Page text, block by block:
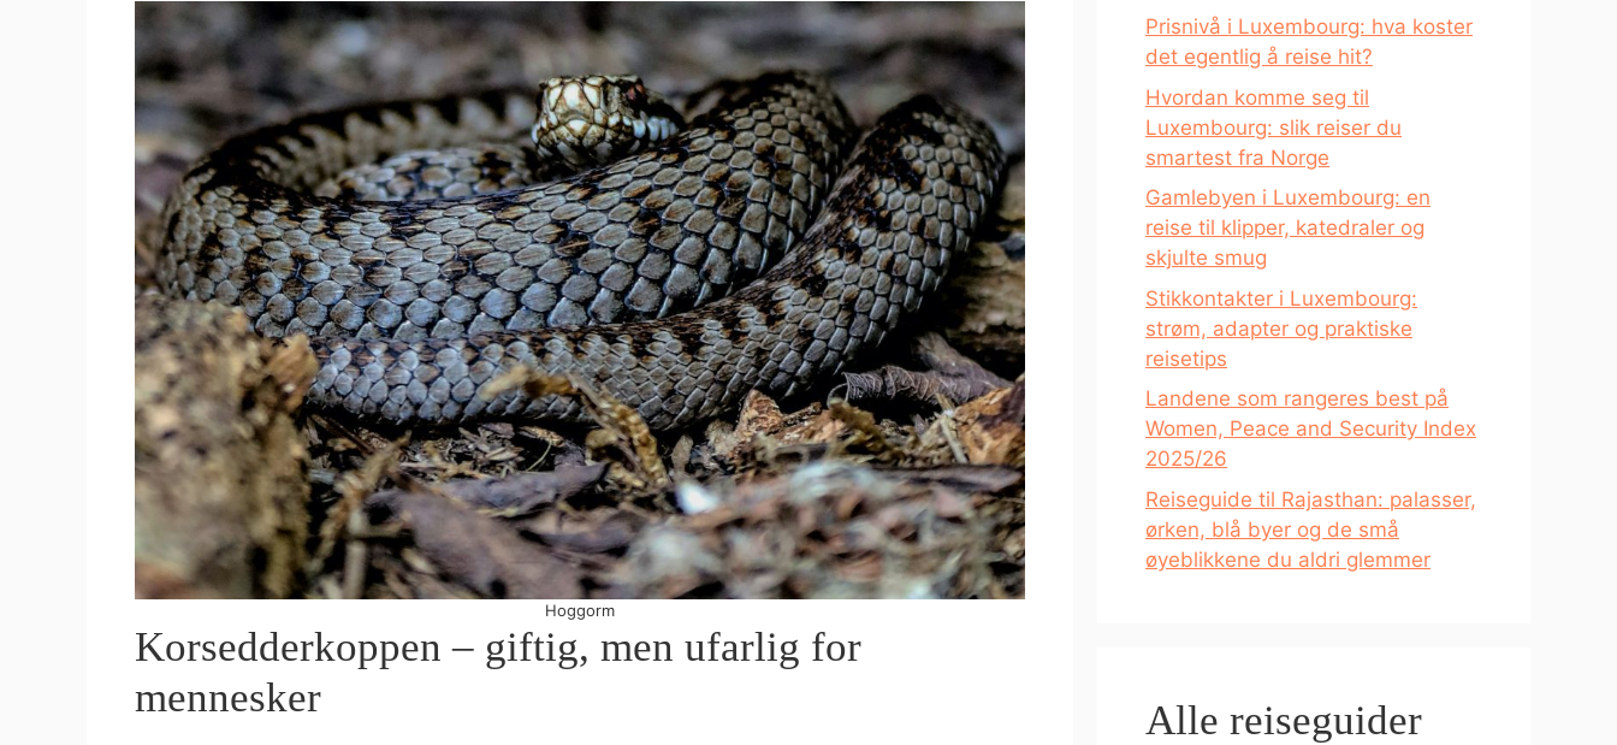
Hoggorm
Korsedderkoppen – giftig, men ufarlig for
mennesker
Prisnivå i Luxembourg: hva koster
det egentlig å reise hit?
Hvordan komme seg til
Luxembourg: slik reiser du
smartest fra Norge
Gamlebyen i Luxembourg: en
reise til klipper, katedraler og
skjulte smug
Stikkontakter i Luxembourg:
strøm, adapter og praktiske
reisetips
Landene som rangeres best på
Women, Peace and Security Index
2025/26
Reiseguide til Rajasthan: palasser,
ørken, blå byer og de små
øyeblikkene du aldri glemmer
Alle reiseguider